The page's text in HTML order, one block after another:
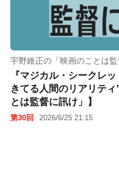
宇野維正の「映画のことは監
『マジカル・シークレ
きてる人間のリアリテ
とは監督に訊け」】
第30回 2026/6/25 21:15